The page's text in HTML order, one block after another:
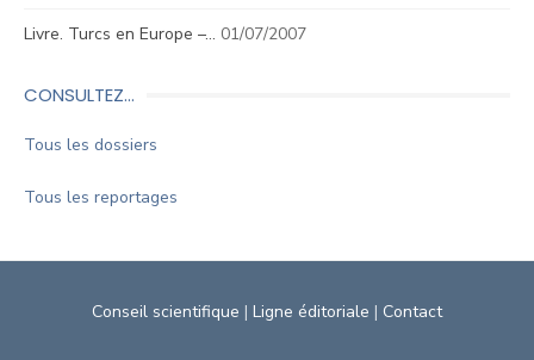
Livre. Turcs en Europe –… 01/07/2007
CONSULTEZ…
Tous les dossiers
Tous les reportages
Conseil scientifique | Ligne éditoriale | Contact